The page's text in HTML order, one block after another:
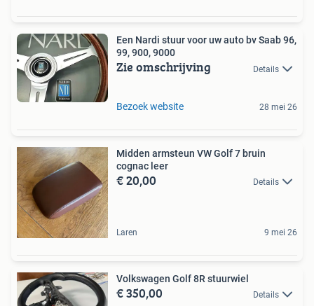
Een Nardi stuur voor uw auto bv Saab 96,
99, 900, 9000
Zie omschrijving Details
Bezoek website 28 mei 26
Midden armsteun VW Golf 7 bruin
cognac leer
€ 20,00 Details
Laren 9 mei 26
Volkswagen Golf 8R stuurwiel
€ 350,00 Details